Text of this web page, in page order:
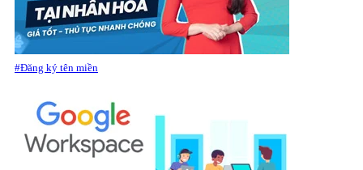
#Đăng ký tên miền